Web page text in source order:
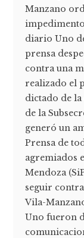
Manzano
diario Uno
prensa
contra una
realizado el
dictado de
de la
generó un
Prensa de
agremiados
Mendoza
seguir
Vila-
Uno fueron